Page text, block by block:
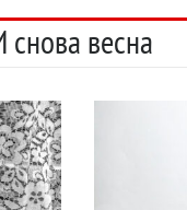
снова весна